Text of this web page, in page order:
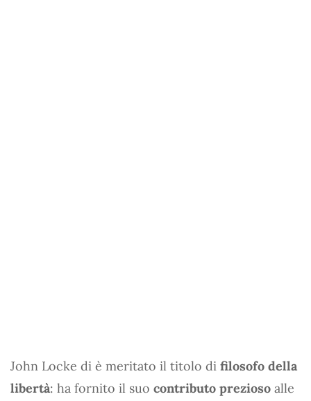
John Locke di è meritato il titolo di filosofo della
libertà: ha fornito il suo contributo prezioso alle